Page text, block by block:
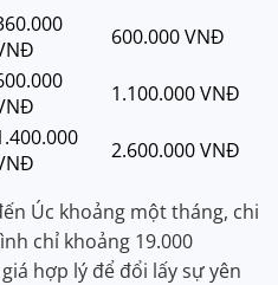
600.000 VNĐ
1.100.000 VNĐ
2.600.000 VNĐ
Úc khoảng một tháng, chi
chỉ khoảng 19.000
hợp lý để đổi lấy sự yên